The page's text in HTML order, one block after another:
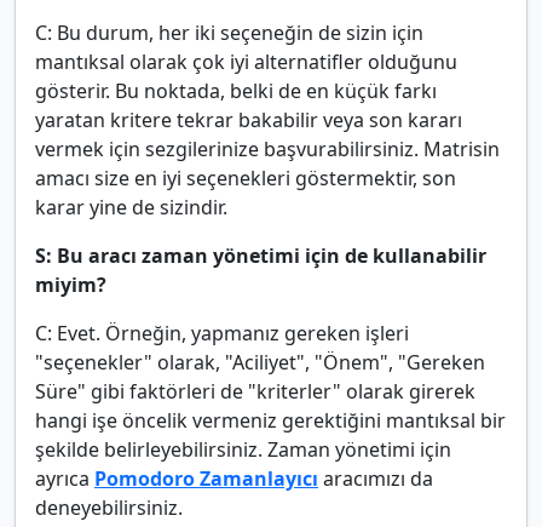
C: Bu durum, her iki seçeneğin de sizin için
mantıksal olarak çok iyi alternatifler olduğunu
gösterir. Bu noktada, belki de en küçük farkı
yaratan kritere tekrar bakabilir veya son kararı
vermek için sezgilerinize başvurabilirsiniz. Matrisin
amacı size en iyi seçenekleri göstermektir, son
karar yine de sizindir.
S: Bu aracı zaman yönetimi için de kullanabilir
miyim?
C: Evet. Örneğin, yapmanız gereken işleri
"seçenekler" olarak, "Aciliyet", "Önem", "Gereken
Süre" gibi faktörleri de "kriterler" olarak girerek
hangi işe öncelik vermeniz gerektiğini mantıksal bir
şekilde belirleyebilirsiniz. Zaman yönetimi için
ayrıca Pomodoro Zamanlayıcı aracımızı da
deneyebilirsiniz.